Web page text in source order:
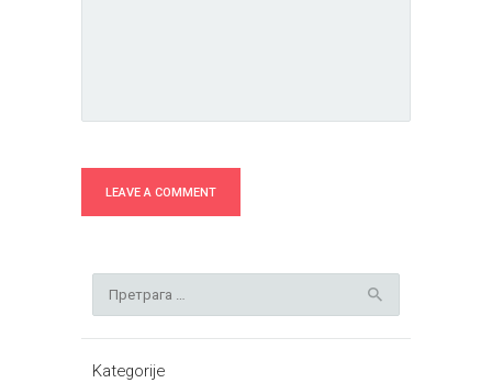
за:
Kategorije